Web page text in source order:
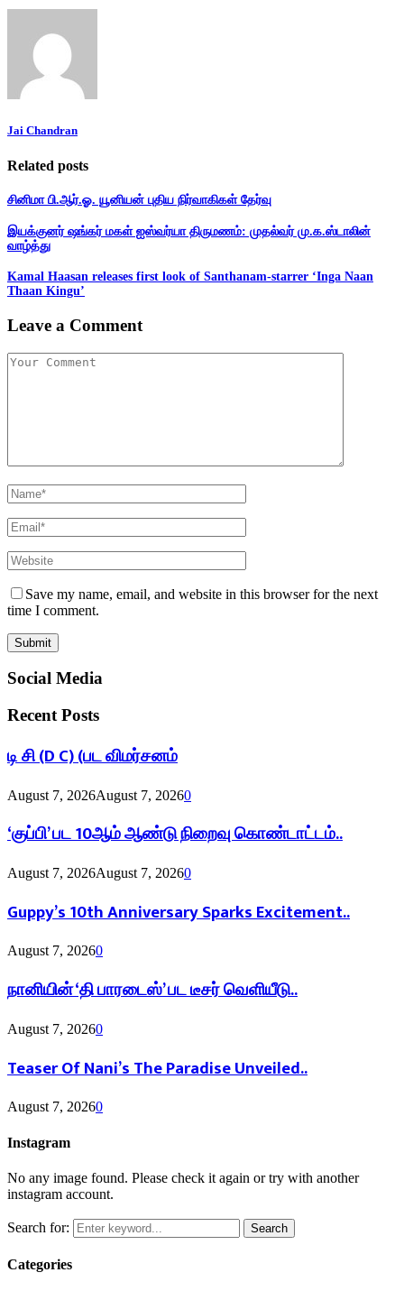
Jai Chandran
Related posts
சினிமா பி.ஆர்.ஓ. யூனியன் புதிய நிர்வாகிகள் தேர்வு
இயக்குனர் ஷங்கர் மகள் ஐஸ்வர்யா திருமணம்: முதல்வர் மு.க.ஸ்டாலின்
வாழ்த்து
Kamal Haasan releases first look of Santhanam-starrer ‘Inga Naan
Thaan Kingu’
Leave a Comment
Save my name, email, and website in this browser for the next
time I comment.
Social Media
Recent Posts
டி சி (D C) (பட விமர்சனம்
August 7, 2026August 7, 20260
‘குப்பி’ பட 10ஆம் ஆண்டு நிறைவு கொண்டாட்டம்..
August 7, 2026August 7, 20260
Guppy’s 10th Anniversary Sparks Excitement..
August 7, 20260
நானியின் ‘தி பாரடைஸ்’ பட டீசர் வெளியீடு..
August 7, 20260
Teaser Of Nani’s The Paradise Unveiled..
August 7, 20260
Instagram
No any image found. Please check it again or try with another
instagram account.
Search for: Search
Categories